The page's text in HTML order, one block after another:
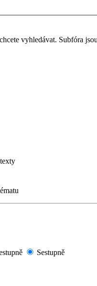
vyhledávat. Subfóra
Sestupně